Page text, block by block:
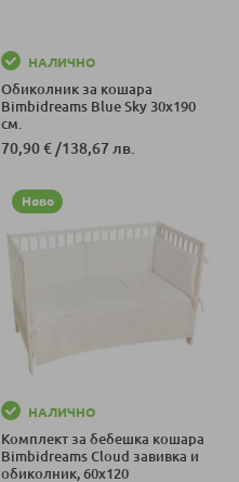
НАЛИЧНО
Обиколник за кошара
Bimbidreams Blue Sky 30x190
см.
70,90 € /138,67 лв.
Ново
НАЛИЧНО
Комплект за бебешка кошара
Bimbidreams Cloud завивка и
обиколник, 60x120